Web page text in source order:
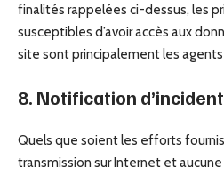
finalités rappelées ci-dessus, les
susceptibles d’avoir accès aux
site sont principalement les
8. Notification d’incident
Quels que soient les efforts
transmission sur Internet et